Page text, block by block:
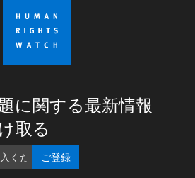
に関する最新情報
取る
ご登録